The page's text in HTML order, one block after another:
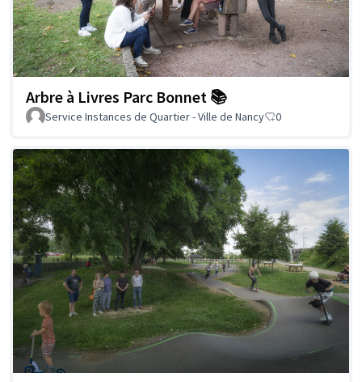
Arbre à Livres Parc Bonnet 📚
Service Instances de Quartier - Ville de Nancy 0